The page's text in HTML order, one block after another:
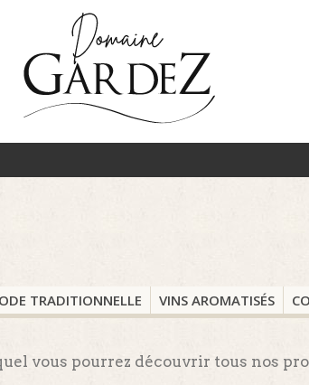
TRADITIONNELLE VINS AROMATISÉS
vous pourrez découvrir tous nos